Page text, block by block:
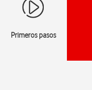
Primeros pasos